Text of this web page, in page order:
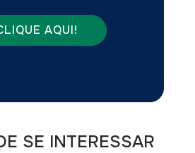
AQUI!
SE INTERESSAR